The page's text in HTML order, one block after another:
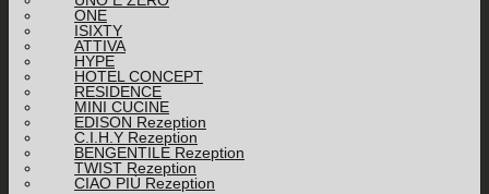
ONE
ISIXTY
ATTIVA
HYPE
HOTEL CONCEPT
RESIDENCE
MINI CUCINE
EDISON Rezeption
C.I.H.Y Rezeption
BENGENTILE Rezeption
TWIST Rezeption
CIAO PIÙ Rezeption